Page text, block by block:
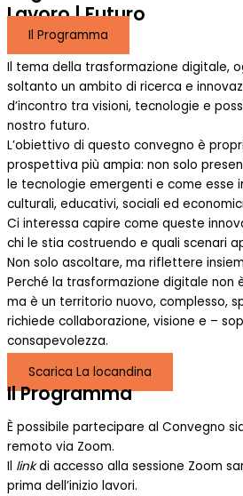
Lavoro | Futuro
Il Programma
Il tema della trasformazione digitale,
soltanto un ambito di ricerca e
d’incontro tra visioni, tecnologie e
nostro futuro.
L’obiettivo di questo convegno è
prospettiva più ampia: non solo
le tecnologie emergenti e come esse
culturali, educativi, sociali ed
Ci interessa capire come queste
chi le stia costruendo e quali scenari
Non solo ascoltare, ma riflettere
Perché la trasformazione digitale non
ma è un territorio nuovo, complesso,
richiede collaborazione, visione e –
consapevolezza.
Scarica La locandina
Il Programma
È possibile partecipare al Convegno
remoto via Zoom.
Il linkdi accesso alla sessione Zoom
prima dell’inizio lavori.